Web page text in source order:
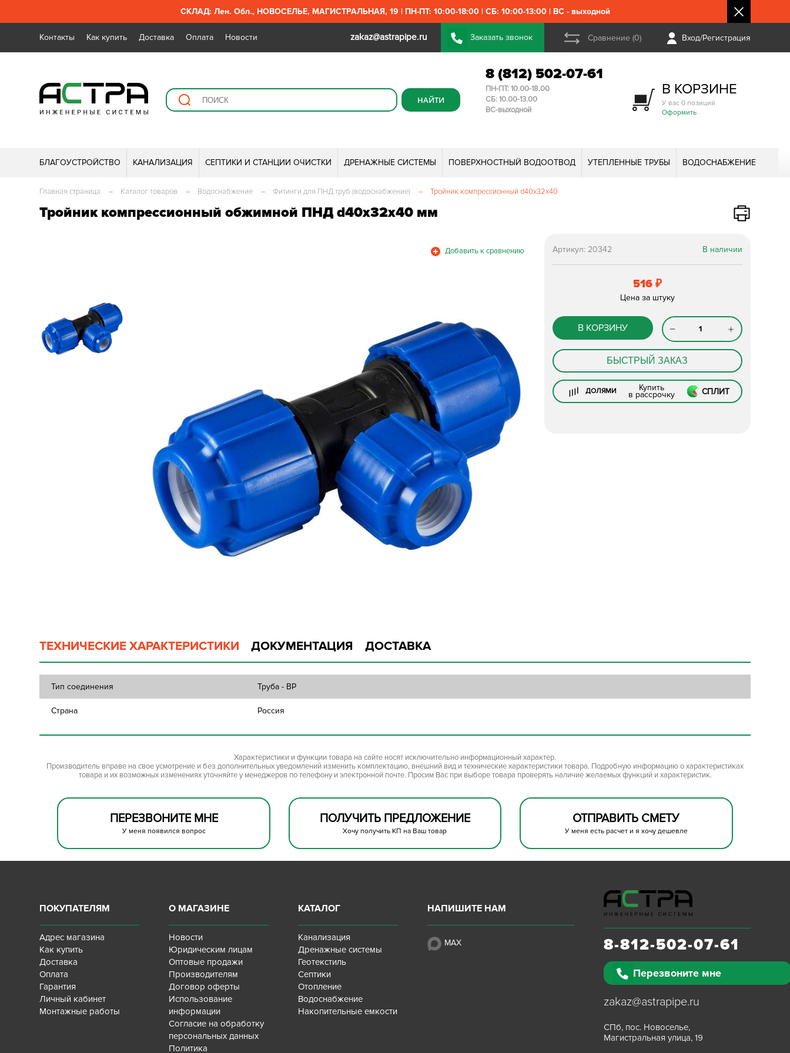
СКЛАД: Лен. Обл., НОВОСЕЛЬЕ, МАГИСТРАЛЬНАЯ, 19 | ПН-ПТ: 10:00-18:00 | СБ: 10:00-13:00 | ВС - выходной
Контакты Как купить Доставка Оплата Новости zakaz@astrapipe.ru Заказать звонок Сравнение (0) Вход/Регистрация
8 (812) 502-07-61
ПН-ПТ: 10.00-18.00
СБ: 10.00-13.00
ВС-выходной
В КОРЗИНЕ
У вас 0 позиций
Оформить
БЛАГОУСТРОЙСТВО КАНАЛИЗАЦИЯ СЕПТИКИ И СТАНЦИИ ОЧИСТКИ ДРЕНАЖНЫЕ СИСТЕМЫ ПОВЕРХНОСТНЫЙ ВОДООТВОД УТЕПЛЕННЫЕ ТРУБЫ ВОДОСНАБЖЕНИЕ
Главная страница – Каталог товаров – Водоснабжение – Фитинги для ПНД труб (водоснабжение) – Тройник компрессионный d40х32х40
Тройник компрессионный обжимной ПНД d40х32х40 мм
В наличии
Артикул:20342
516 ₽
Цена за штуку
В КОРЗИНУ
БЫСТРЫЙ ЗАКАЗ
ДОЛЯМИ Купить
в рассрочку СПЛИТ
ТЕХНИЧЕСКИЕ ХАРАКТЕРИСТИКИ ДОКУМЕНТАЦИЯ ДОСТАВКА
Тип соединения Труба - ВР
Страна Россия
Характеристики и функции товара на сайте носят исключительно информационный характер.
Производитель вправе на свое усмотрение и без дополнительных уведомлений изменить комплектацию, внешний вид и технические характеристики товара. Подробную информацию о характеристиках
товара и их возможных изменениях уточняйте у менеджеров по телефону и электронной почте. Просим Вас при выборе товара проверять наличие желаемых функций и характеристик.
ПЕРЕЗВОНИТЕ МНЕ
У меня появился вопрос
ПОЛУЧИТЬ ПРЕДЛОЖЕНИЕ
Хочу получить КП на Ваш товар
ОТПРАВИТЬ СМЕТУ
У меня есть расчет и я хочу дешевле
8-812-502-07-61
Перезвоните мне
zakaz@astrapipe.ru
СПб, пос. Новоселье,
Магистральная улица, 19
ПОКУПАТЕЛЯМ
Адрес магазина
Как купить
Доставка
Оплата
Гарантия
Личный кабинет
Монтажные работы
О МАГАЗИНЕ
Новости
Юридическим лицам
Оптовые продажи
Производителям
Договор оферты
Использование
информации
Согласие на обработку
персональных данных
Политика
КАТАЛОГ
Канализация
Дренажные системы
Геотекстиль
Септики
Отопление
Водоснабжение
Накопительные емкости
НАПИШИТЕ НАМ
MAX